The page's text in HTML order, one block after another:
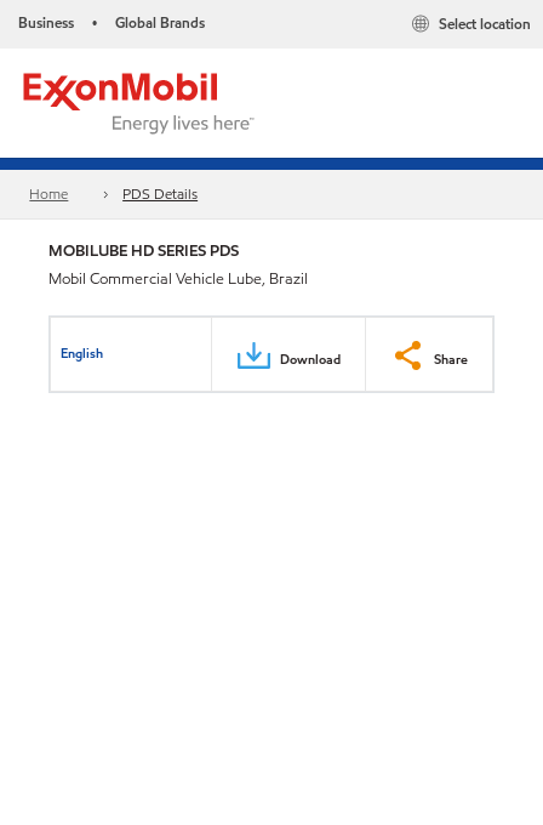
Business • Global Brands Select location
Home PDS Details
MOBILUBE HD SERIES PDS
Mobil Commercial Vehicle Lube, Brazil
English Download Share